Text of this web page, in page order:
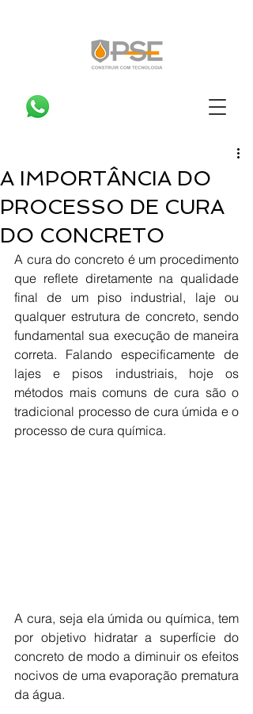
A IMPORTÂNCIA DO
PROCESSO DE CURA
DO CONCRETO
A cura do concreto é um procedimento
que reflete diretamente na qualidade
final de um piso industrial, laje ou
qualquer estrutura de concreto, sendo
fundamental sua execução de maneira
correta. Falando especificamente de
lajes e pisos industriais, hoje os
métodos mais comuns de cura são o
tradicional processo de cura úmida e o
processo de cura química.
A cura, seja ela úmida ou química, tem
por objetivo hidratar a superfície do
concreto de modo a diminuir os efeitos
nocivos de uma evaporação prematura
da água.